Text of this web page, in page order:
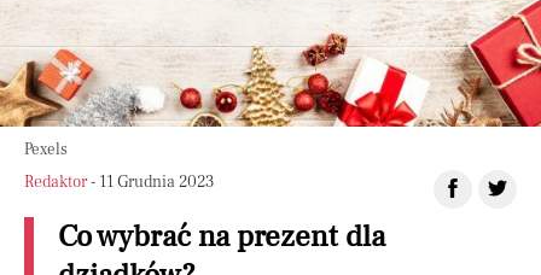
Pexels
Redaktor- 11 Grudnia 2023
Co wybrać na prezent dla